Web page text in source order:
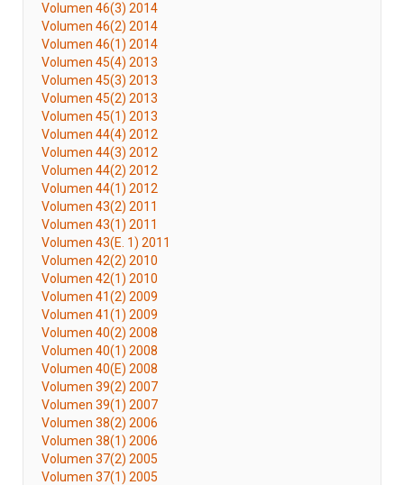
Volumen 46(3) 2014
Volumen 46(2) 2014
Volumen 46(1) 2014
Volumen 45(4) 2013
Volumen 45(3) 2013
Volumen 45(2) 2013
Volumen 45(1) 2013
Volumen 44(4) 2012
Volumen 44(3) 2012
Volumen 44(2) 2012
Volumen 44(1) 2012
Volumen 43(2) 2011
Volumen 43(1) 2011
Volumen 43(E. 1) 2011
Volumen 42(2) 2010
Volumen 42(1) 2010
Volumen 41(2) 2009
Volumen 41(1) 2009
Volumen 40(2) 2008
Volumen 40(1) 2008
Volumen 40(E) 2008
Volumen 39(2) 2007
Volumen 39(1) 2007
Volumen 38(2) 2006
Volumen 38(1) 2006
Volumen 37(2) 2005
Volumen 37(1) 2005